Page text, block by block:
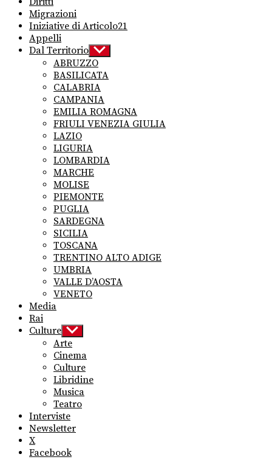
Migrazioni
Iniziative di Articolo21
Appelli
Dal Territorio Show
sub
menu
ABRUZZO
BASILICATA
CALABRIA
CAMPANIA
EMILIA ROMAGNA
FRIULI VENEZIA GIULIA
LAZIO
LIGURIA
LOMBARDIA
MARCHE
MOLISE
PIEMONTE
PUGLIA
SARDEGNA
SICILIA
TOSCANA
TRENTINO ALTO ADIGE
UMBRIA
VALLE D’AOSTA
VENETO
Media
Rai
Culture Show
sub
menu
Arte
Cinema
Culture
Libridine
Musica
Teatro
Interviste
Newsletter
X
Facebook